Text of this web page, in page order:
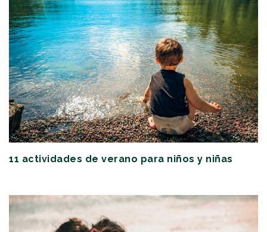
11 actividades de verano para niños y niñas